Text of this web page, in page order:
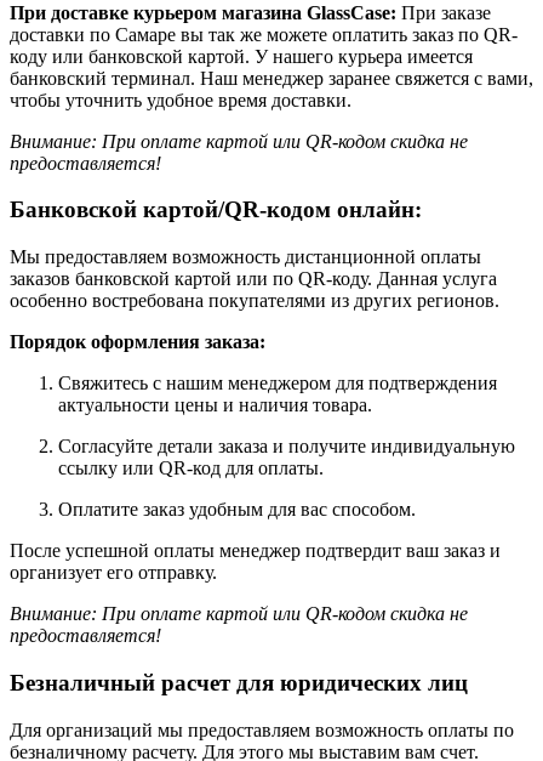
При доставке курьером магазина GlassCase: При заказе
доставки по Самаре вы так же можете оплатить заказ по QR-
коду или банковской картой. У нашего курьера имеется
банковский терминал. Наш менеджер заранее свяжется с вами,
чтобы уточнить удобное время доставки.
Внимание: При оплате картой или QR-кодом скидка не
предоставляется!
Банковской картой/QR-кодом онлайн:
Мы предоставляем возможность дистанционной оплаты
заказов банковской картой или по QR-коду. Данная услуга
особенно востребована покупателями из других регионов.
Порядок оформления заказа:
Свяжитесь с нашим менеджером для подтверждения
актуальности цены и наличия товара.
Согласуйте детали заказа и получите индивидуальную
ссылку или QR-код для оплаты.
Оплатите заказ удобным для вас способом.
После успешной оплаты менеджер подтвердит ваш заказ и
организует его отправку.
Внимание: При оплате картой или QR-кодом скидка не
предоставляется!
Безналичный расчет для юридических лиц
Для организаций мы предоставляем возможность оплаты по
безналичному расчету. Для этого мы выставим вам счет.